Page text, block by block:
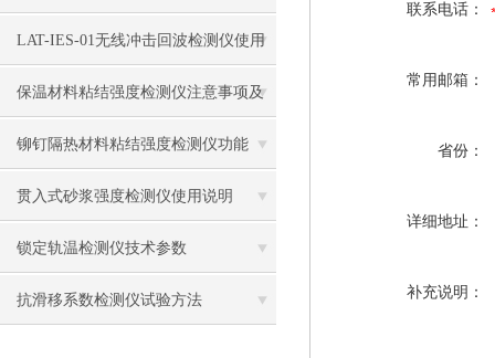
LAT-IES-01无线冲击回波检测仪使用
操作方法
保温材料粘结强度检测仪注意事项及
保养
铆钉隔热材料粘结强度检测仪功能
贯入式砂浆强度检测仪使用说明
锁定轨温检测仪技术参数
抗滑移系数检测仪试验方法
联系电话：
常用邮箱：
省份：
详细地址：
补充说明：